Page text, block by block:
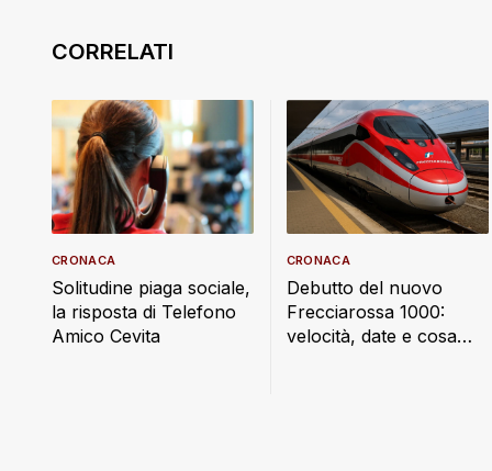
Solitudine piaga sociale,
la risposta di Telefono
Amico Cevita
CRONACA
Debutto del nuovo
Frecciarossa 1000:
velocità, date e cosa
CRONACA